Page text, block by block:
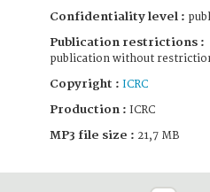
Confidentiality level :
Publication restrictions :
publication without
Copyright : ICRC
Production : ICRC
MP3 file size : 21,7 MB